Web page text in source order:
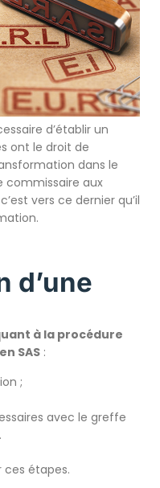
d’établir un
ont le droit de
dans le
commissaire aux
vers ce dernier qu’il
d’une
à la procédure
SAS :
;
avec le greffe
ces étapes.